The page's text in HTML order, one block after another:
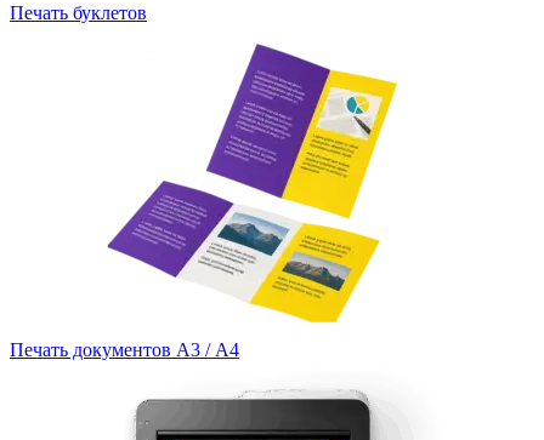
Печать буклетов
Печать документов А3 / А4